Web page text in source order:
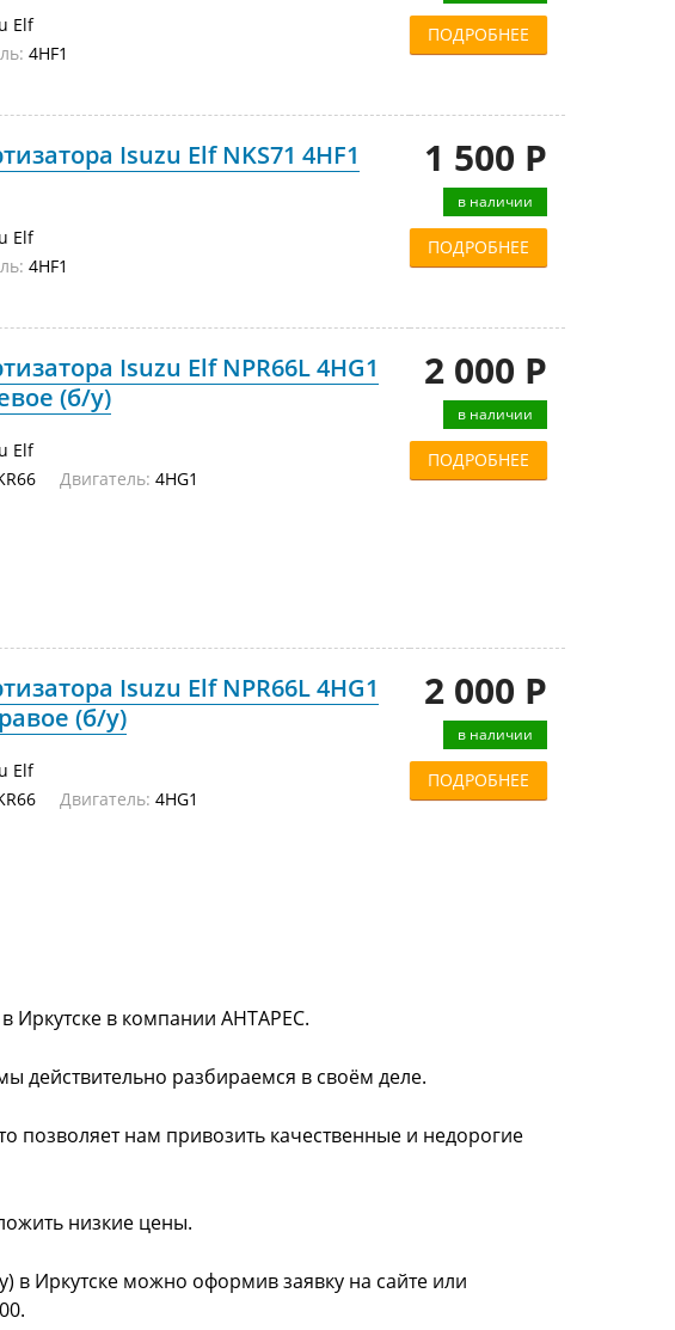
Elf
4HF1
ПОДРОБНЕЕ
Isuzu Elf NKS71 4HF1
Elf
4HF1
1 500 Р
в наличии
ПОДРОБНЕЕ
Isuzu Elf NPR66L 4HG1
(б/у)
Elf
Двигатель: 4HG1
2 000 Р
в наличии
ПОДРОБНЕЕ
Isuzu Elf NPR66L 4HG1
(б/у)
Elf
Двигатель: 4HG1
2 000 Р
в наличии
ПОДРОБНЕЕ
Иркутске в компании АНТАРЕС.
действительно разбираемся в своём деле.
позволяет нам привозить качественные и недорогие
низкие цены.
в Иркутске можно оформив заявку на сайте или